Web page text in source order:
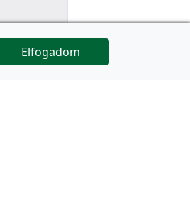
Az oldal folytatódik
Elfogadom